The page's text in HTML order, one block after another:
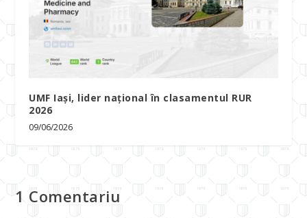
UMF Iași, lider național în clasamentul RUR
2026
09/06/2026
1 Comentariu